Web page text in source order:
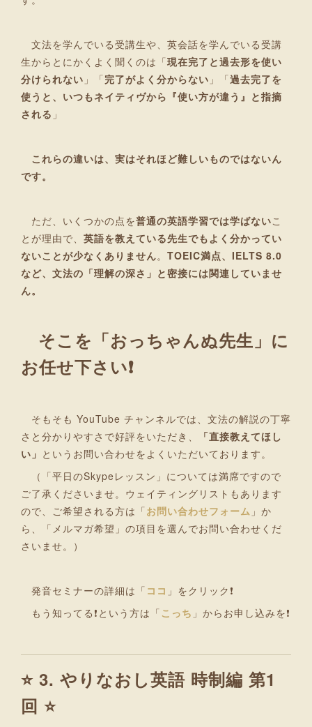
文法を学んでいる受講生や、英会話を学んでいる受講
生からとにかくよく聞くのは「現在完了と過去形を使い
分けられない 」「完了がよく分からない 」「過去完了を
使うと、いつもネイティヴから『使い方が違う』と指摘
される 」
これらの違いは、実はそれほど難しいものではないん
です。
ただ、いくつかの点を普通の英語学習では学ばないこ
とが理由で、 英語を教えている先生でもよく分かってい
ないことが少なくありません。 TOEIC満点、IELTS 8.0
など、文法の「理解の深さ」と密接には関連していませ
ん。
そこを「おっちゃんぬ先生」に
お任せ下さい❗
そもそも YouTube チャンネルでは、文法の解説の丁寧
さと分かりやすさで好評をいただき、
「直接教えてほし
い」 というお問い合わせをよくいただいております。
（「平日のSkypeレッスン」については満席ですので
ご了承くださいませ。ウェイティングリストもあります
ので、ご希望される方は「お問い合わせフォーム 」か
ら、「メルマガ希望」の項目を選んでお問い合わせくだ
さいませ。）
発音セミナーの詳細は「 ココ 」をクリック❗
もう知ってる❗という方は「 こっち 」からお申し込みを❗
⭐ 3. やりなおし英語 時制編 第1
回 ⭐